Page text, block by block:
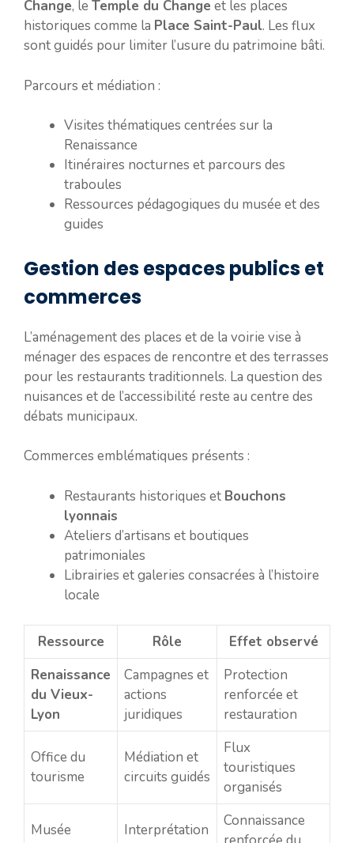
Change, le Temple du Change et les places
historiques comme la Place Saint-Paul. Les flux
sont guidés pour limiter l’usure du patrimoine bâti.
Parcours et médiation :
Visites thématiques centrées sur la
Renaissance
Itinéraires nocturnes et parcours des
traboules
Ressources pédagogiques du musée et des
guides
Gestion des espaces publics et
commerces
L’aménagement des places et de la voirie vise à
ménager des espaces de rencontre et des terrasses
pour les restaurants traditionnels. La question des
nuisances et de l’accessibilité reste au centre des
débats municipaux.
Commerces emblématiques présents :
Restaurants historiques et Bouchons
lyonnais
Ateliers d’artisans et boutiques
patrimoniales
Librairies et galeries consacrées à l’histoire
locale
Ressource Rôle
Effet observé
Renaissance
du Vieux-
Lyon
Campagnes et
actions
juridiques
Protection
renforcée et
restauration
Office du
tourisme
Médiation et
circuits guidés
Flux
touristiques
organisés
Musée
Interprétation
Connaissance